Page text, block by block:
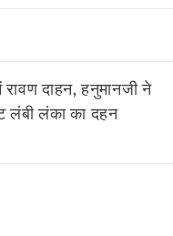
रावण दाहन, हनुमानजी ने
लंबी लंका का दहन